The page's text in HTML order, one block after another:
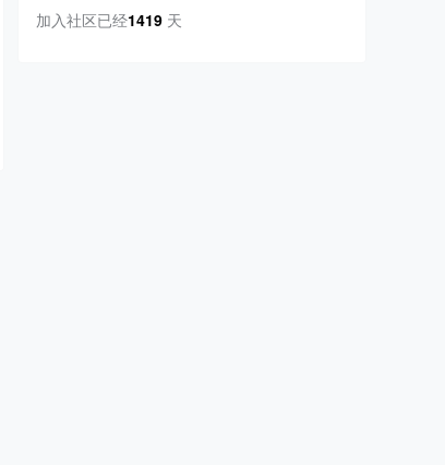
加入社区已经1419 天